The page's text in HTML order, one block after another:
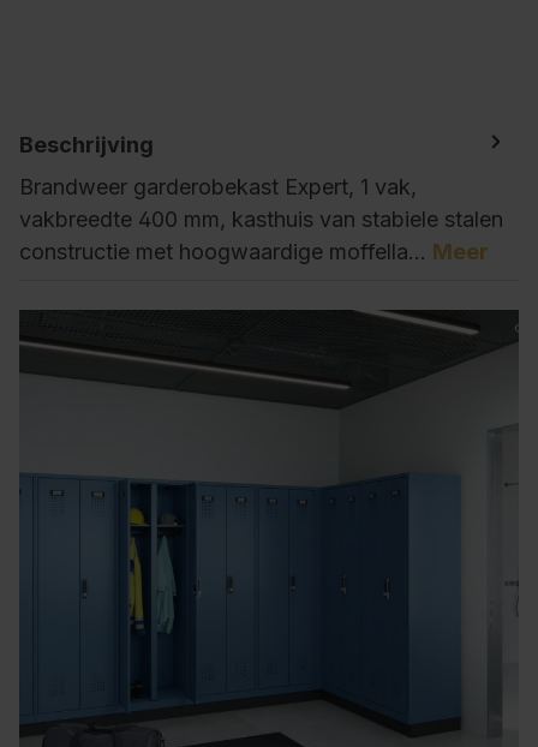
Beschrijving
Brandweer garderobekast Expert, 1 vak,
vakbreedte 400 mm, kasthuis van stabiele stalen
constructie met hoogwaardige moffella… Meer